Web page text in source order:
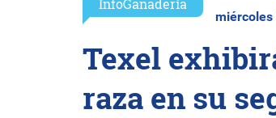
InfoGanadería
miércoles
Texel
raza en su